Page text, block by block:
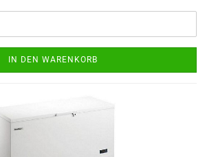
IN DEN WARENKORB